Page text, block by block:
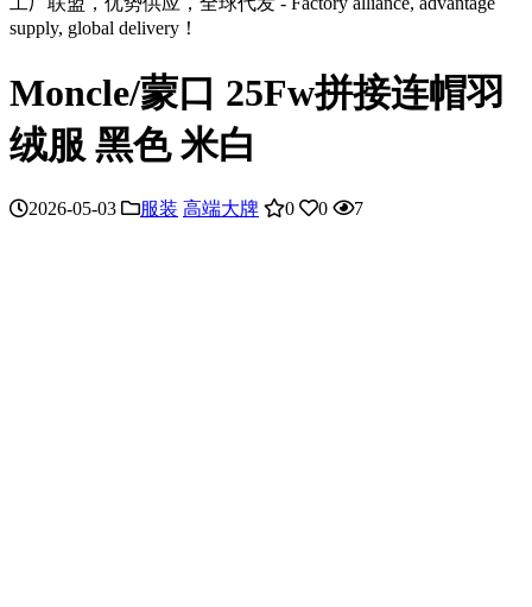
supply, global delivery！
Moncle/蒙口 25Fw拼接连帽羽
绒服 黑色 米白
2026-05-03 服装 高端大牌 0 0 7